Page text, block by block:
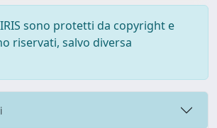
sono protetti da copyright e
riservati, salvo diversa